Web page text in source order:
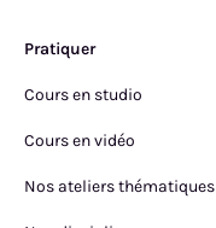
Pratiquer
Cours en studio
Cours en vidéo
Nos ateliers thématiques